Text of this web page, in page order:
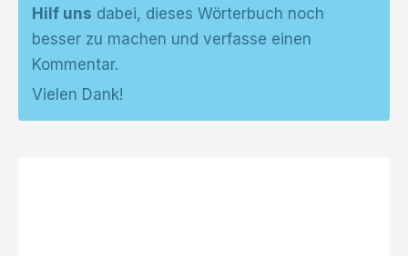
Hilf uns dabei, dieses Wörterbuch noch
besser zu machen und verfasse einen
Kommentar.
Vielen Dank!